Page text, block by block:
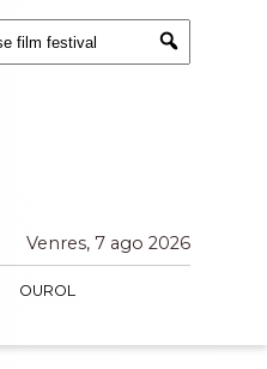
Submit
Venres, 7 ago 2026
OUROL